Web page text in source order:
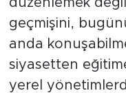
geçmişini,
anda
siyasetten
yerel